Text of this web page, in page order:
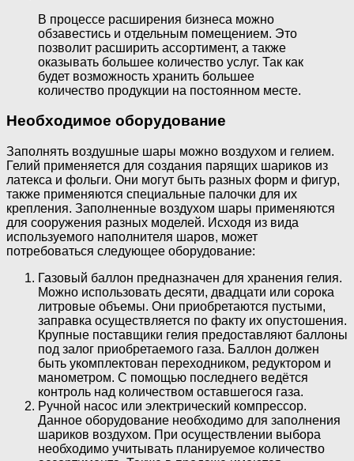
В процессе расширения бизнеса можно
обзавестись и отдельным помещением. Это
позволит расширить ассортимент, а также
оказывать большее количество услуг. Так как
будет возможность хранить большее
количество продукции на постоянном месте.
Необходимое оборудование
Заполнять воздушные шары можно воздухом и гелием.
Гелий применяется для создания парящих шариков из
латекса и фольги. Они могут быть разных форм и фигур,
также применяются специальные палочки для их
крепления. Заполненные воздухом шары применяются
для сооружения разных моделей. Исходя из вида
используемого наполнителя шаров, может
потребоваться следующее оборудование:
Газовый баллон предназначен для хранения гелия.
Можно использовать десяти, двадцати или сорока
литровые объемы. Они приобретаются пустыми,
заправка осуществляется по факту их опустошения.
Крупные поставщики гелия предоставляют баллоны
под залог приобретаемого газа. Баллон должен
быть укомплектован переходником, редуктором и
манометром. С помощью последнего ведётся
контроль над количеством оставшегося газа.
Ручной насос или электрический компрессор.
Данное оборудование необходимо для заполнения
шариков воздухом. При осуществлении выбора
необходимо учитывать планируемое количество